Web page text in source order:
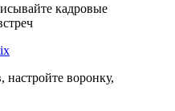
кадровые
настройте воронку,